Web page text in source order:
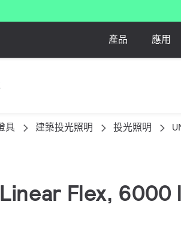
產品 應用
具 建築投光照明 投光照明
Flex, 6000